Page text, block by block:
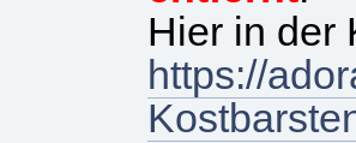
Hier in der
https://